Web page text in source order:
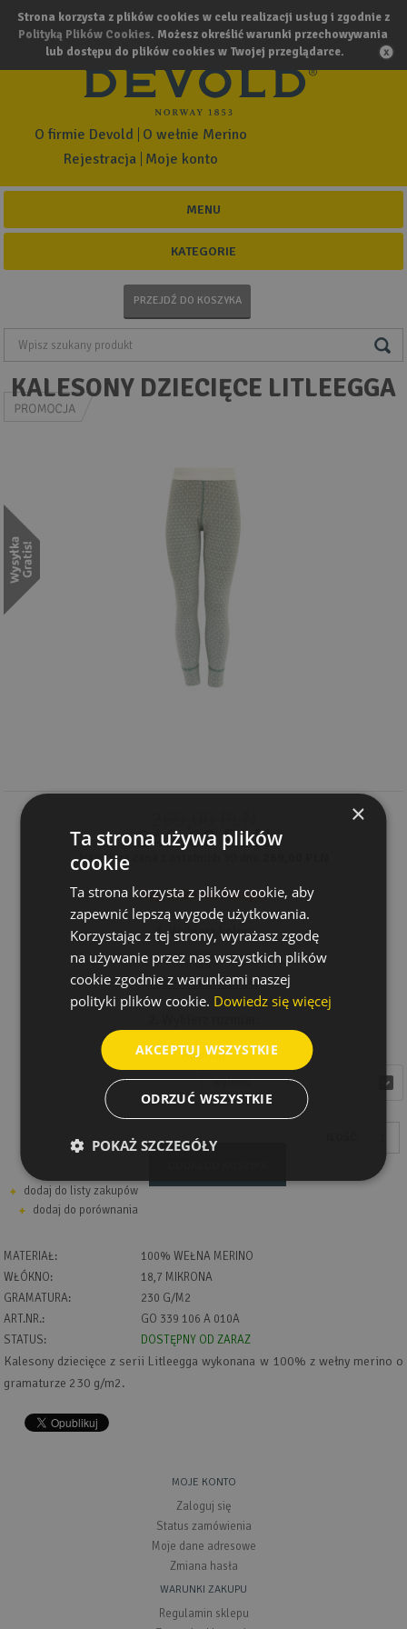
Strona korzysta z plików cookies w celu realizacji usług i zgodnie z
Polityką Plików Cookies. Możesz określić warunki przechowywania
lub dostępu do plików cookies w Twojej przeglądarce.
Rejestracja Moje konto
O firmie Devold O wełnie Merino
MENU
KATEGORIE
PRZEJDŹ DO KOSZYKA
KALESONY DZIECIĘCE LITLEEGGA
249,00 PLN
Najniższa cena z ostatnich 30 dni:
Aby dokonać zakupu:
1. Wybierz kolor:
Tabela rozmiarów
Rozmiar
wybierz
wybierz
dodaj do listy zakupów
dodaj do porównania
MATERIAŁ:
100% WEŁNA MERINO
WŁÓKNO:
18,7 MIKRONA
GRAMATURA:
230 G/M2
ART.NR.:
GO 339 106 A 010A
STATUS:
DOSTĘPNY OD ZARAZ
Kalesony dziecięce z serii Litleegga wykonana w 100% z wełny merino o
gramaturze 230 g/m2.
MOJE KONTO
Zaloguj się
Status zamówienia
Moje dane adresowe
Zmiana hasła
WARUNKI ZAKUPU
Regulamin sklepu
×
Ta strona używa plików
cookie
Ta strona korzysta z plików cookie, aby
zapewnić lepszą wygodę użytkowania.
Korzystając z tej strony, wyrażasz zgodę
na używanie przez nas wszystkich plików
cookie zgodnie z warunkami naszej
polityki plików cookie. Dowiedz się więcej
AKCEPTUJ WSZYSTKIE
ODRZUĆ WSZYSTKIE
POKAŻ SZCZEGÓŁY